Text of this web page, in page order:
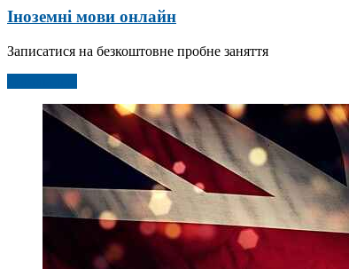
Іноземні мови онлайн
Записатися на безкоштовне пробне заняття